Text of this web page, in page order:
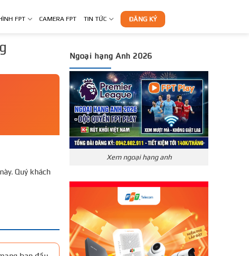
FPT CAMERA FPT TIN TỨC ĐĂNG KÝ
Quý khách
Ngoại hạng Anh 2026
Xem ngoại hạng anh